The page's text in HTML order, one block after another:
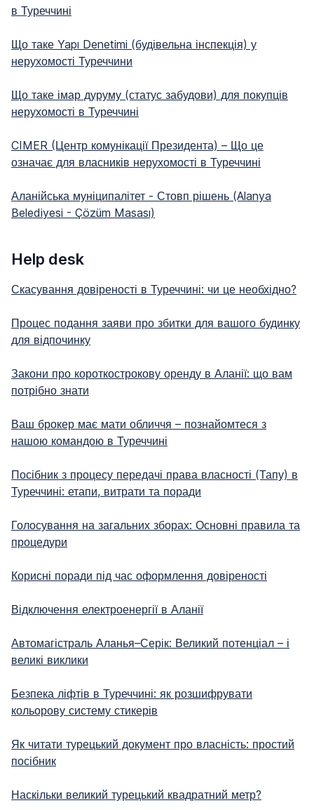
в Туреччині
Що таке Yapı Denetimi (будівельна інспекція) у
нерухомості Туреччини
Що таке імар дуруму (статус забудови) для покупців
нерухомості в Туреччині
CIMER (Центр комунікації Президента) – Що це
означає для власників нерухомості в Туреччині
Аланійська муніципалітет - Стовп рішень (Alanya
Belediyesi - Çözüm Masası)
Help desk
Скасування довіреності в Туреччині: чи це необхідно?
Процес подання заяви про збитки для вашого будинку
для відпочинку
Закони про короткострокову оренду в Аланії: що вам
потрібно знати
Ваш брокер має мати обличчя – познайомтеся з
нашою командою в Туреччині
Посібник з процесу передачі права власності (Тапу) в
Туреччині: етапи, витрати та поради
Голосування на загальних зборах: Основні правила та
процедури
Корисні поради під час оформлення довіреності
Відключення електроенергії в Аланії
Автомагістраль Аланья–Серік: Великий потенціал – і
великі виклики
Безпека ліфтів в Туреччині: як розшифрувати
кольорову систему стикерів
Як читати турецький документ про власність: простий
посібник
Наскільки великий турецький квадратний метр?